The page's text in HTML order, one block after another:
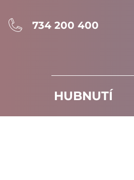
734 200 400
HUBNUTÍ